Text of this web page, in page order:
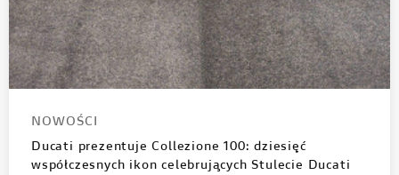
NOWOŚCI
Ducati prezentuje Collezione 100: dziesięć
współczesnych ikon celebrujących Stulecie Ducati